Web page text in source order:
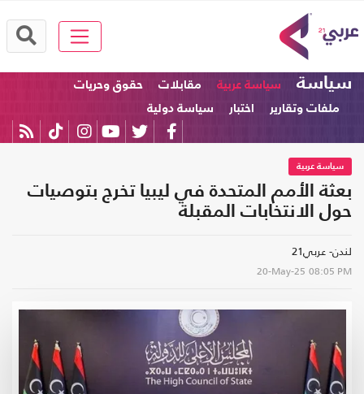
سياسة سياسة عربية مقابلات
حقوق وحريات
ملفات وتقارير
اختبار سياسة دولية
سياسة عربية
بعثة الأمم المتحدة في ليبيا تخرج بتوصيات
حول الانتخابات المقبلة
لندن- عربي21
20-May-25 08:05 PM